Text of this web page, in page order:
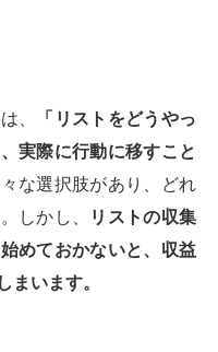
、
「リストをどうやっ
実際に行動に移すこと
な選択肢があり、どれ
しかし、
リストの収集
めておかないと、収益
まいます。